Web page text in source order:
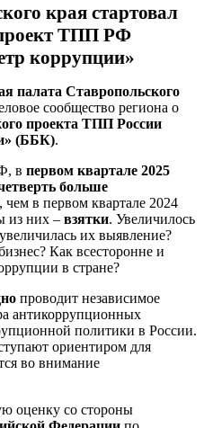
края стартовал
ТПП РФ
коррупции»
палата Ставропольского
сообщество региона о
проекта ТПП России
(ББК).
в первом квартале 2025
больше
в первом квартале 2024
из них – взятки. Увеличилось
их выявление?
Как всесторонне и
в стране?
проводит независимое
антикоррупционных
политики в России.
ориентиром для
во внимание
оценку со стороны